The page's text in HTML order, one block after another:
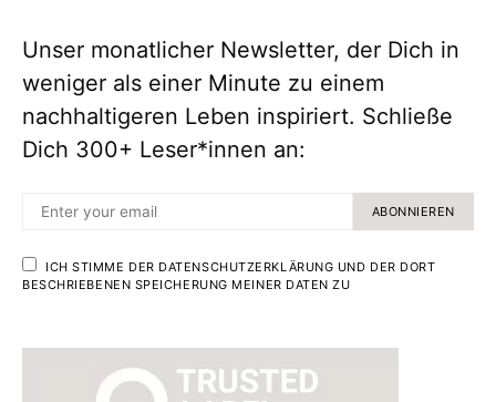
Unser monatlicher Newsletter, der Dich in
weniger als einer Minute zu einem
nachhaltigeren Leben inspiriert. Schließe
Dich 300+ Leser*innen an:
ABONNIEREN
ICH STIMME DER DATENSCHUTZERKLÄRUNG UND DER DORT
BESCHRIEBENEN SPEICHERUNG MEINER DATEN ZU